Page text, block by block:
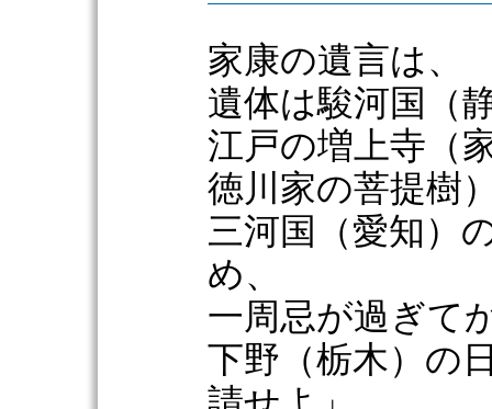
家康の遺言は、
遺体は駿河国（
江戸の増上寺（
徳川家の菩提樹
三河国（愛知）
め、
一周忌が過ぎて
下野（栃木）の